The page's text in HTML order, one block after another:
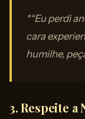
*“Eu perdi
cara
humilhe,
3. Respeite a